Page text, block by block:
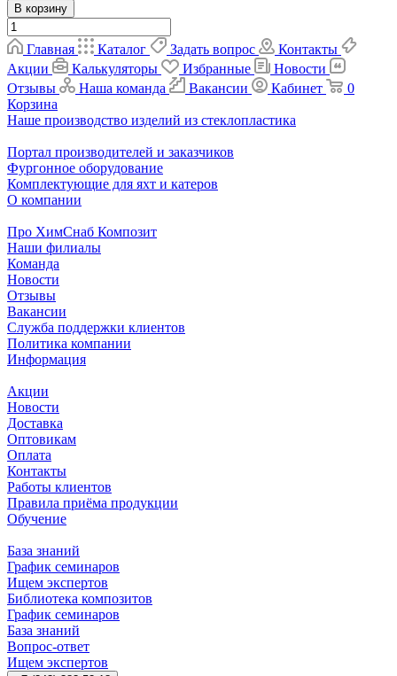
В корзину
Главная Каталог Задать вопрос
Контакты
Акции
Калькуляторы Избранные
Новости
Отзывы
Наша команда Вакансии Кабинет
0
Корзина
Наше производство изделий из стеклопластика
Портал производителей и заказчиков
Фургонное оборудование
Комплектующие для яхт и катеров
О компании
Про ХимСнаб Композит
Наши филиалы
Команда
Новости
Отзывы
Вакансии
Служба поддержки клиентов
Политика компании
Информация
Акции
Новости
Доставка
Оптовикам
Оплата
Контакты
Работы клиентов
Правила приёма продукции
Обучение
База знаний
График семинаров
Ищем экспертов
Библиотека композитов
График семинаров
База знаний
Вопрос-ответ
Ищем экспертов